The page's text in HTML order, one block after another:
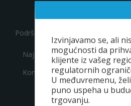
Podrška
Najčešća pitanja
Kontakt
Izvinjavamo se, ali
mogućnosti da
klijente iz vašeg
regulatornih
U međuvremenu,
puno uspeha u
trgovanju.